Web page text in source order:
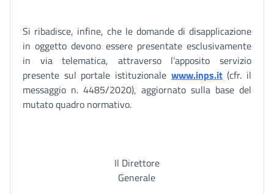
Si ribadisce, infine, che le domande di disapplicazione
in oggetto devono essere presentate esclusivamente
in via telematica, attraverso l’apposito servizio
presente sul portale istituzionale www.inps.it(cfr. il
messaggio n. 4485/2020), aggiornato sulla base del
mutato quadro normativo.
Il Direttore
Generale